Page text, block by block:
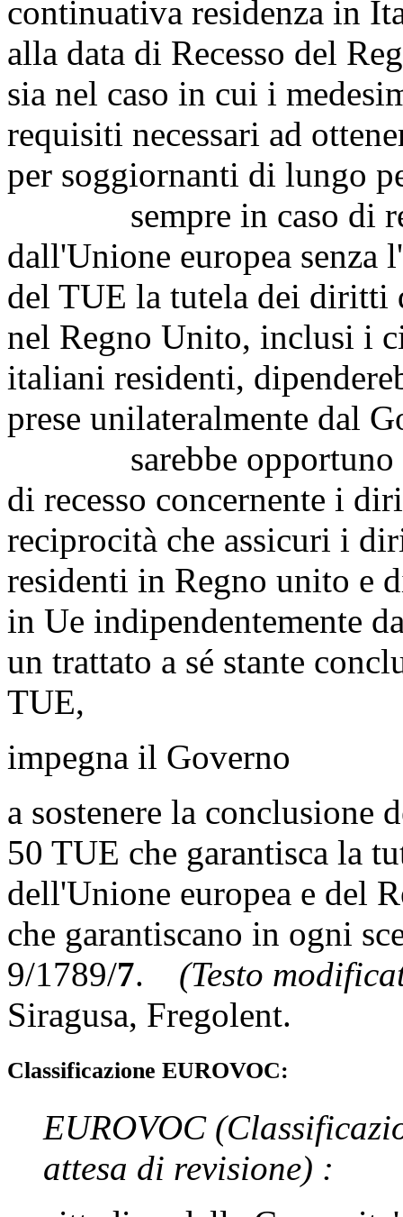
continuativa residenza in
alla data di Recesso del
sia nel caso in cui i
requisiti necessari ad
per soggiornanti di lungo
sempre in caso di
dall'Unione europea
del TUE la tutela dei diritti
nel Regno Unito, inclusi i
italiani residenti,
prese unilateralmente dal
sarebbe opportuno
di recesso concernente i
reciprocità che assicuri i
residenti in Regno unito e
in Ue indipendentemente
un trattato a sé stante
TUE,
impegna il Governo
a sostenere la conclusione
50 TUE che garantisca la
dell'Unione europea e del
che garantiscano in ogni
9/1789/7. (Testo
Siragusa, Fregolent.
Classificazione EUROVOC:
EUROVOC
attesa di revisione) :